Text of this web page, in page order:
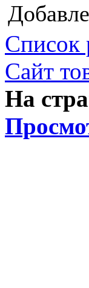
Список
Сайт
На